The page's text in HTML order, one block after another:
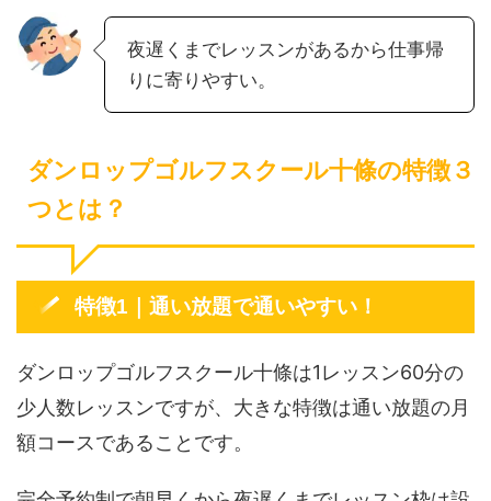
夜遅くまでレッスンがあるから仕事帰
りに寄りやすい。
ダンロップゴルフスクール十條の特徴３
つとは？
特徴1｜通い放題で通いやすい！
ダンロップゴルフスクール十條は1レッスン60分の
少人数レッスンですが、大きな特徴は通い放題の月
額コースであることです。